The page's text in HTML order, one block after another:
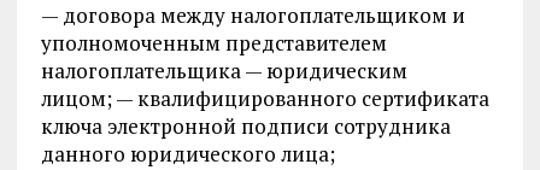
— договора между налогоплательщиком и
уполномоченным представителем
налогоплательщика — юридическим
лицом; — квалифицированного сертификата
ключа электронной подписи сотрудника
данного юридического лица;